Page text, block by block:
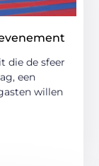
die de sfeer
een
willen